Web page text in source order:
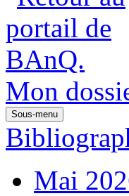
Mon
Sous-menu
Mai